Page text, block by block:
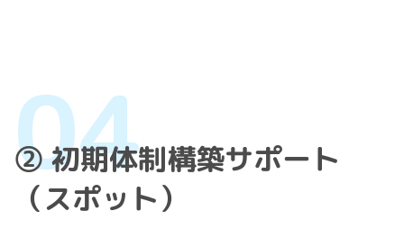
② 初期体制構築サポート
（スポット）